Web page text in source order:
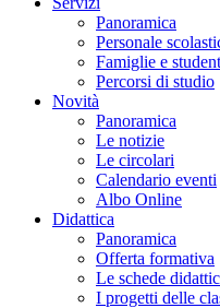
Panoramica
Personale
Famiglie e
Percorsi di studio
Novità
Panoramica
Le notizie
Le circolari
Calendario eventi
Albo Online
Didattica
Panoramica
Offerta formativa
Le schede
I progetti delle